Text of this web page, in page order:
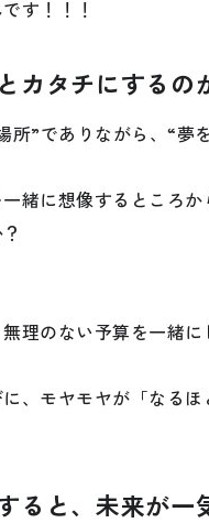
す！！！
カタチにするの
”でありながら、“夢
緒に想像するところか
理のない予算を一緒に
、モヤモヤが「なるほ
ると、未来が一